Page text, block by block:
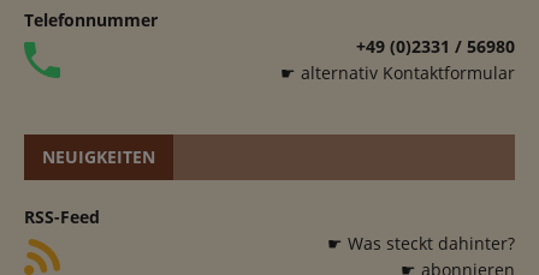
Telefonnummer
+49 (0)2331 / 56980
☛ alternativ Kontaktformular
NEUIGKEITEN
RSS-Feed
☛ Was steckt dahinter?
☛ abonnieren